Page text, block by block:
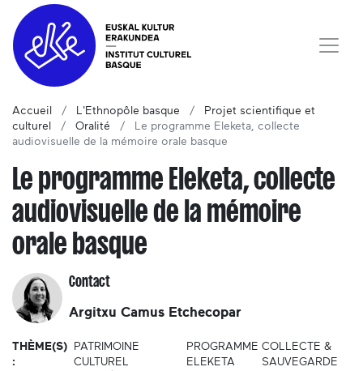
Accueil L'Ethnopôle basque
Projet scientifique et
culturel
Oralité
Le programme Eleketa, collecte
audiovisuelle de la mémoire orale basque
Le programme Eleketa, collecte
audiovisuelle de la mémoire
orale basque
Contact
Argitxu Camus Etchecopar
THÈME(S)
:
PATRIMOINE
CULTUREL
PROGRAMME
ELEKETA
COLLECTE &
SAUVEGARDE